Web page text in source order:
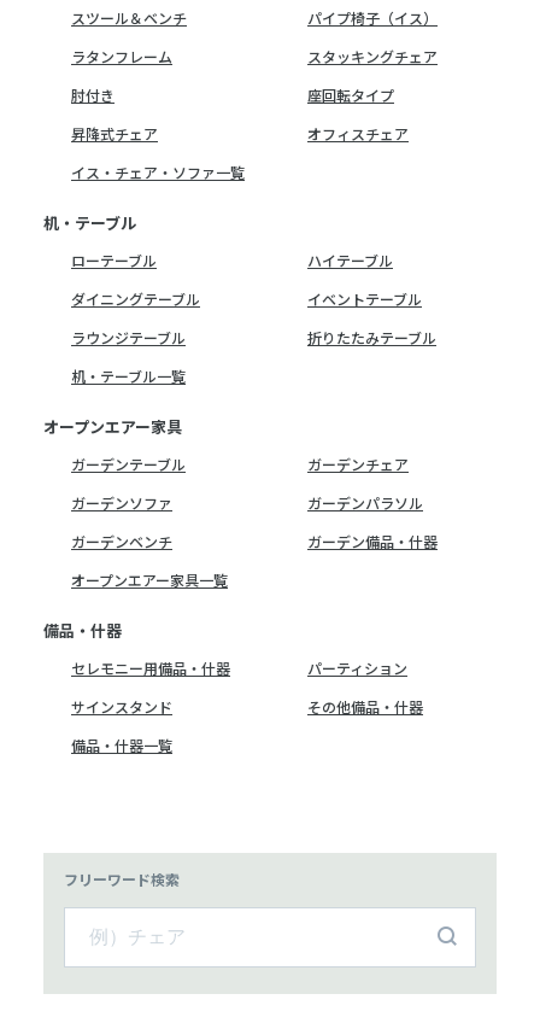
スツール＆ベンチ
パイプ椅子（イス）
ラタンフレーム
スタッキングチェア
肘付き
座回転タイプ
昇降式チェア
オフィスチェア
イス・チェア・ソファ一覧
机・テーブル
ローテーブル
ハイテーブル
ダイニングテーブル
イベントテーブル
ラウンジテーブル
折りたたみテーブル
机・テーブル一覧
オープンエアー家具
ガーデンテーブル
ガーデンチェア
ガーデンソファ
ガーデンパラソル
ガーデンベンチ
ガーデン備品・什器
オープンエアー家具一覧
備品・什器
セレモニー用備品・什器
パーティション
サインスタンド
その他備品・什器
備品・什器一覧
フリーワード検索